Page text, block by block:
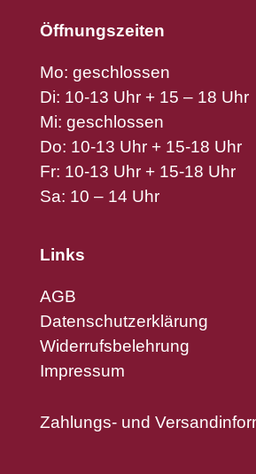
Öffnungszeiten
Mo: geschlossen
Di: 10-13 Uhr + 15 – 18 Uhr
Mi: geschlossen
Do: 10-13 Uhr + 15-18 Uhr
Fr: 10-13 Uhr + 15-18 Uhr
Sa: 10 – 14 Uhr
Links
AGB
Datenschutzerklärung
Widerrufsbelehrung
Impressum
Zahlungs- und